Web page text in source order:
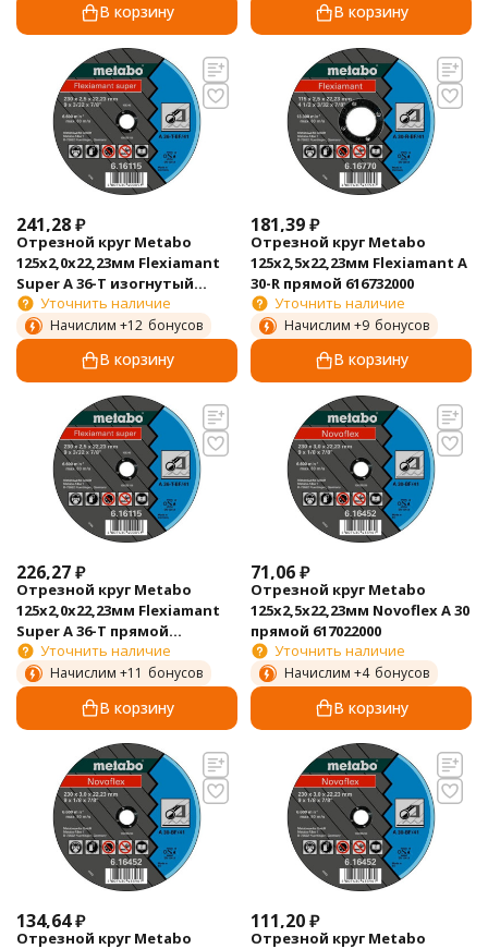
В корзину В корзину
241,28₽
Отрезной круг Metabo
125х2,0х22,23мм Flexiamant
Super А 36-Т изогнутый
616101000
Уточнить наличие
Начислим +12 бонусов
В корзину
181,39₽
Отрезной круг Metabo
125х2,5х22,23мм Flexiamant А
30-R прямой 616732000
Уточнить наличие
Начислим +9 бонусов
В корзину
226,27₽
Отрезной круг Metabo
125х2,0х22,23мм Flexiamant
Super А 36-Т прямой
616107000
Уточнить наличие
Начислим +11 бонусов
В корзину
71,06₽
Отрезной круг Metabo
125х2,5х22,23мм Novoflex A 30
прямой 617022000
Уточнить наличие
Начислим +4 бонусов
В корзину
134,64₽
Отрезной круг Metabo
111,20₽
Отрезной круг Metabo